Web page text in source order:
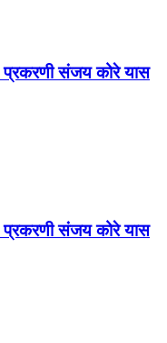
प्रकरणी संजय कोरे यास
प्रकरणी संजय कोरे यास